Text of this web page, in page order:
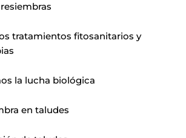
tratamientos fitosanitarios y
la lucha biológica
en taludes